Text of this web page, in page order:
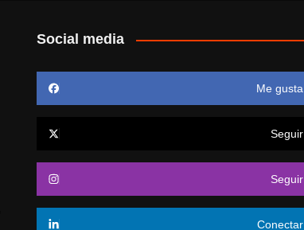
Social media
Me gusta
Seguir
Seguir
Conectar